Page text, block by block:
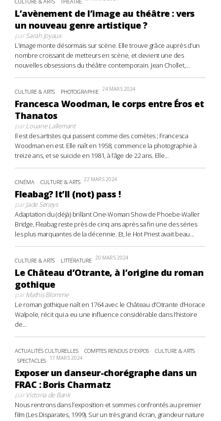
L’avènement de l’image au théâtre : vers
un nouveau genre artistique ?
parSarah Joyaux
L’image monte désormais sur scène. Elle trouve grâce auprès d’un
nombre croissant de metteurs en scène, et devient une des
nouvelles obsessions du théâtre contemporain. Jean Chollet,...
CULTURE & ARTS PHOTOGRAPHIE 24 MARS 2024
Francesca Woodman, le corps entre Éros et
Thanatos
parLouane Lallemant
Il est des artistes qui passent comme des comètes ; Francesca
Woodman en est. Elle naît en 1958, commence la photographie à
treize ans, et se suicide en 1981, à l’âge de 22 ans. Elle...
CINÉMA CULTURE & ARTS 22 MARS 2024
Fleabag? It’ll (not) pass !
parJade Serieys
Adaptation du (déjà) brillant One-Woman Show de Phoebe-Waller
Bridge, Fleabag reste près de cinq ans après sa fin une des séries
les plus marquantes de la décennie. Et, le Hot Priest avait beau...
CULTURE & ARTS LITTÉRATURE 20 MARS 2024
Le Château d’Otrante, à l’origine du roman
gothique
parMathis Blomme
Le roman gothique naît en 1764 avec le Château d’Otrante d’Horace
Walpole, récit qui a eu une influence considérable dans l’histoire
de...
ACTUALITÉS CULTURELLES COMPTES RENDUS D'EXPOS
CULTURE & ARTS
SPECTACLES 17 MARS 2024
Exposer un danseur-chorégraphe dans un
FRAC : Boris Charmatz
parVictoria de Bank
Nous rentrons dans l’exposition et sommes confrontés au premier
film (Les Disparates, 1999). Sur un très grand écran, grandeur nature